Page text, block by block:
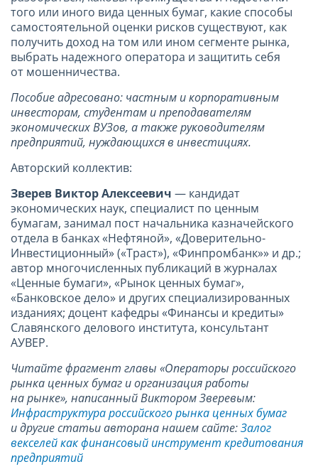
того или иного вида ценных бумаг, какие способы
самостоятельной оценки рисков существуют, как
получить доход на том или ином сегменте рынка,
выбрать надежного оператора и защитить себя
от мошенничества.
Пособие адресовано: частным и корпоративным
инвесторам, студентам и преподавателям
экономических ВУЗов, а также руководителям
предприятий, нуждающихся в инвестициях.
Авторский коллектив:
Зверев Виктор Алексеевич — кандидат
экономических наук, специалист по ценным
бумагам, занимал пост начальника казначейского
отдела в банках «Нефтяной», «Доверительно-
Инвестиционный» («Траст»), «Финпромбанк»» и др.;
автор многочисленных публикаций в журналах
«Ценные бумаги», «Рынок ценных бумаг»,
«Банковское дело» и других специализированных
изданиях; доцент кафедры «Финансы и кредиты»
Славянского делового института, консультант
АУВЕР.
Читайте фрагмент главы «Операторы российского
рынка ценных бумаг и организация работы
на рынке», написанный Виктором Зверевым:
Инфраструктура российского рынка ценных бумаг
и другие статьи авторана нашем сайте:Залог
векселей как финансовый инструмент кредитования
предприятий